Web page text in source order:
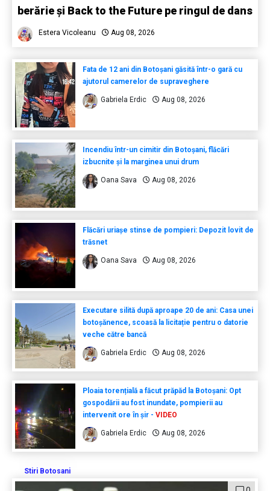
berărie și Back to the Future pe ringul de dans
Estera Vicoleanu Aug 08, 2026
Fata de 12 ani din Botoșani găsită într-o gară cu
ajutorul camerelor de supraveghere
Gabriela Erdic Aug 08, 2026
Incendiu într-un cimitir din Botoșani, flăcări
izbucnite și la marginea unui drum
Oana Sava Aug 08, 2026
Flăcări uriașe stinse de pompieri: Depozit lovit de
trăsnet
Oana Sava Aug 08, 2026
Executare silită după aproape 20 de ani: Casa unei
botoșănence, scoasă la licitație pentru o datorie
veche către bancă
Gabriela Erdic Aug 08, 2026
Ploaia torențială a făcut prăpăd la Botoșani: Opt
gospodării au fost inundate, pompierii au
intervenit ore în șir - VIDEO
Gabriela Erdic Aug 08, 2026
Stiri Botosani